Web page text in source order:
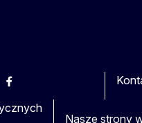
Facebook
Nasze strony